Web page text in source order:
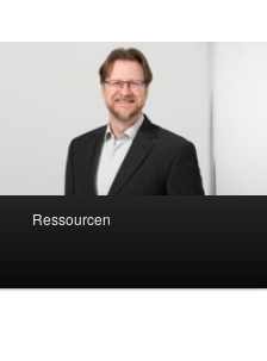
Ressourcen